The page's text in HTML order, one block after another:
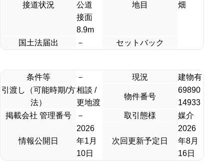
接道状況
公道
接面
8.9m
地目 畑
国土法届出 － セットバック
条件等 － 現況
建物有
引渡し（可能時期/方
法）
相談 /
更地渡
物件番号
69890
14933
掲載会社 管理番号
－ 取引態様 媒介
情報公開日
2026
年1月
10日
次回更新予定日
2026
年8月
16日